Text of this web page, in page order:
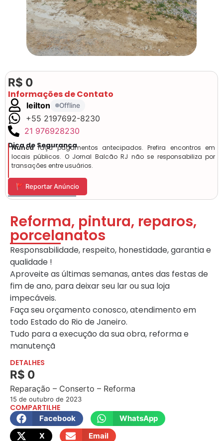
R$ 0
Informações de Contato
leilton Offline
+55 2197692-8230
21 976928230
Dica de Segurança
Nuncafaça pagamentos antecipados. Prefira encontros em
locais públicos. O Jornal Balcão RJ não se responsabiliza por
transações entre usuários.
🚩 Reportar Anúncio
Reforma, pintura, reparos,
porcelanatos
Responsabilidade, respeito, honestidade, garantia e
qualidade !
Aproveite as últimas semanas, antes das festas de
fim de ano, para deixar seu lar ou sua loja
impecáveis.
Faça seu orçamento conosco, atendimento em
todo Estado do Rio de Janeiro.
Tudo para a execução da sua obra, reforma e
manutençã
DETALHES
R$ 0
Reparação – Conserto – Reforma
15 de outubro de 2023
COMPARTILHE
Facebook
WhatsApp
X
Email